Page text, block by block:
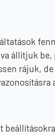
állítjuk
rájuk,